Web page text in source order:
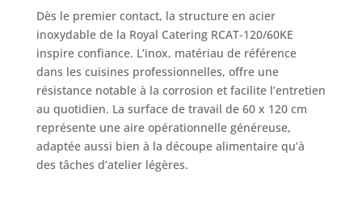
Dès le premier contact, la structure en acier
inoxydable de la Royal Catering RCAT-120/60KE
inspire confiance. L’inox, matériau de référence
dans les cuisines professionnelles, offre une
résistance notable à la corrosion et facilite l’entretien
au quotidien. La surface de travail de 60 x 120 cm
représente une aire opérationnelle généreuse,
adaptée aussi bien à la découpe alimentaire qu’à
des tâches d’atelier légères.